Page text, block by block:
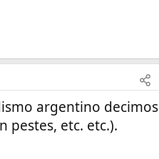
argentino decimos
pestes, etc. etc.).